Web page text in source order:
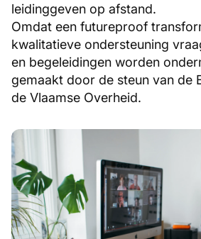
leidinggeven op afstand.
Omdat een futureproof
kwalitatieve ondersteuning
en begeleidingen worden
gemaakt door de steun van de
de Vlaamse Overheid.